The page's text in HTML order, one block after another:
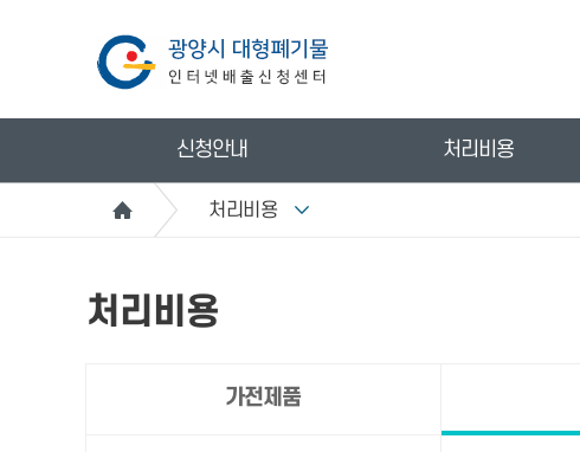
신청안내 처리비용
처리비용
처리비용
가전제품